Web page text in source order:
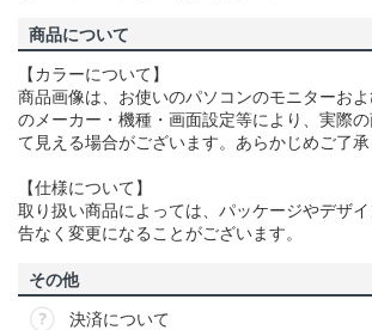
商品について
【カラーについて】
商品画像は、お使いのパソコンのモニターお
のメーカー・機種・画面設定等により、実際
て見える場合がございます。あらかじめご了承
【仕様について】
取り扱い商品によっては、パッケージやデザ
告なく変更になることがございます。
その他
決済について